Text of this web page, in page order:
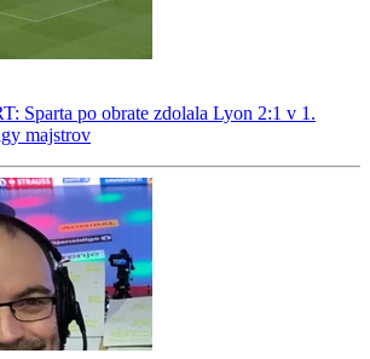
Sparta po obrate zdolala Lyon 2:1 v 1.
majstrov